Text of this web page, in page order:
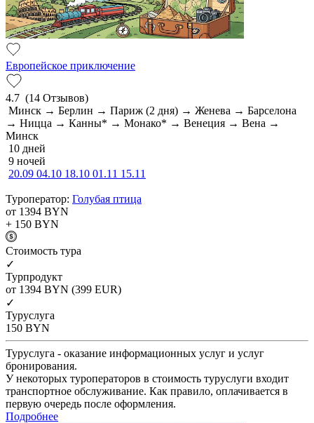
Европейское приключение
4.7 (14 Отзывов)
Минск → Берлин → Париж (2 дня) → Женева → Барселона
→ Ницца → Канны* → Монако* → Венеция → Вена →
Минск
10 дней
9 ночей
20.09 04.10 18.10 01.11 15.11
Туроператор: Голубая птица
от 1394 BYN
+ 150 BYN
Cтоимость тура
✓
Турпродукт
от 1394 BYN (399 EUR)
✓
Туруслуга
150 BYN
Туруслуга - оказание информационных услуг и услуг
бронирования.
У некоторых туроператоров в стоимость туруслуги входит
транспортное обслуживание. Как правило, оплачивается в
первую очередь после оформления.
Подробнее